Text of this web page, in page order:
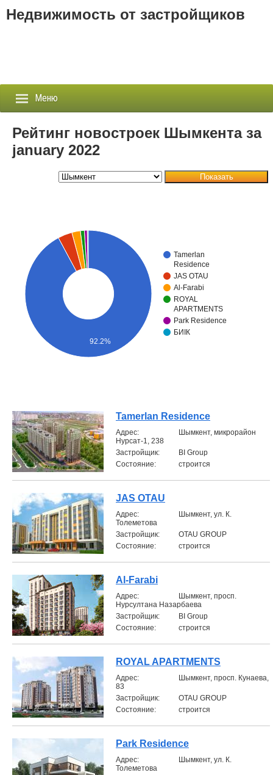
Недвижимость от застройщиков
Меню
Застройщики
Новостройки
Агентства
Объявления
Кабинет
Рейтинг новостроек Шымкента за
january 2022
Показать
Tamerlan
Residence
JAS OTAU
Al-Farabi
ROYAL
APARTMENTS
Park Residence
БИIК
92.2%
Tamerlan Residence
Aдрес:
Шымкент, микрорайон
Нурсат-1, 238
Застройщик:
BI Group
Состояние:
строится
JAS OTAU
Aдрес:
Шымкент, ул. К.
Толеметова
Застройщик:
OTAU GROUP
Состояние:
строится
Al-Farabi
Aдрес:
Шымкент, просп.
Нурсултана Назарбаева
Застройщик:
BI Group
Состояние:
строится
ROYAL APARTMENTS
Aдрес:
Шымкент, просп. Кунаева,
83
Застройщик:
OTAU GROUP
Состояние:
строится
Park Residence
Aдрес:
Шымкент, ул. К.
Толеметова